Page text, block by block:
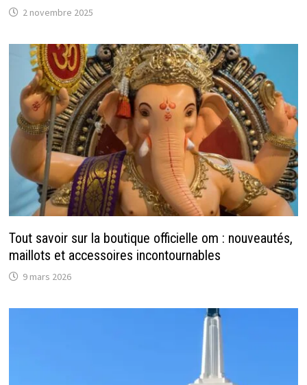
2 novembre 2025
Tout savoir sur la boutique officielle om : nouveautés,
maillots et accessoires incontournables
9 mars 2026